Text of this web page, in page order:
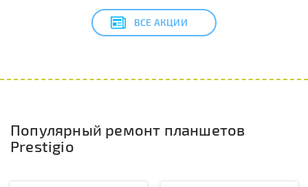
ВСЕ АКЦИИ
Популярный ремонт планшетов
Prestigio